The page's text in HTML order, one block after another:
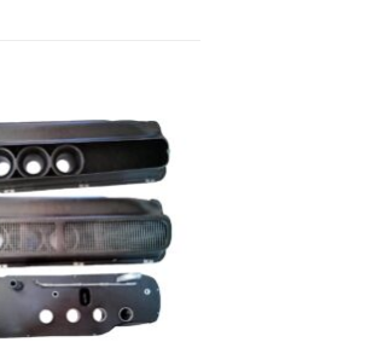
Aggiungi
alla lista
dei
desideri